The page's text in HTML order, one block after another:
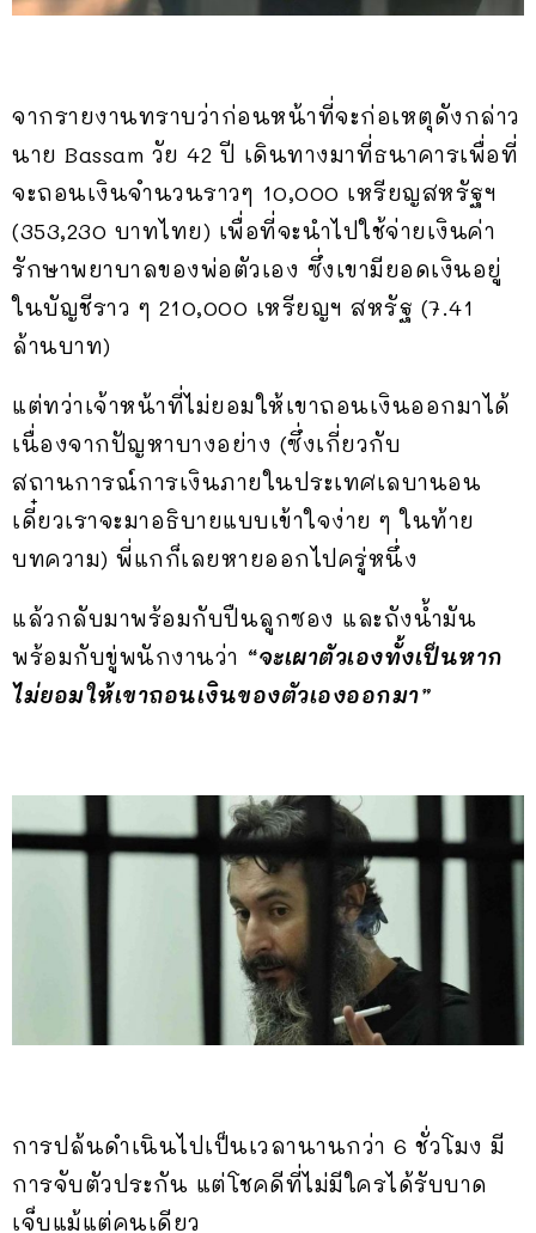
จากรายงานทราบว่าก่อนหน้าที่จะก่อเหตุดังกล่าว
นาย Bassam วัย 42 ปี เดินทางมาที่ธนาคารเพื่อที่
จะถอนเงินจำนวนราวๆ 10,000 เหรียญสหรัฐฯ
(353,230 บาทไทย) เพื่อที่จะนำไปใช้จ่ายเงินค่า
รักษาพยาบาลของพ่อตัวเอง ซึ่งเขามียอดเงินอยู่
ในบัญชีราว ๆ 210,000 เหรียญฯ สหรัฐ (7.41
ล้านบาท)
แต่ทว่าเจ้าหน้าที่ไม่ยอมให้เขาถอนเงินออกมาได้
เนื่องจากปัญหาบางอย่าง (ซึ่งเกี่ยวกับ
สถานการณ์การเงินภายในประเทศเลบานอน
เดี๋ยวเราจะมาอธิบายแบบเข้าใจง่าย ๆ ในท้าย
บทความ) พี่แกก็เลยหายออกไปครู่หนึ่ง
แล้วกลับมาพร้อมกับปืนลูกซอง และถังน้ำมัน
พร้อมกับขู่พนักงานว่า “จะเผาตัวเองทั้งเป็นหาก
ไม่ยอมให้เขาถอนเงินของตัวเองออกมา”
การปล้นดำเนินไปเป็นเวลานานกว่า 6 ชั่วโมง มี
การจับตัวประกัน แต่โชคดีที่ไม่มีใครได้รับบาด
เจ็บแม้แต่คนเดียว